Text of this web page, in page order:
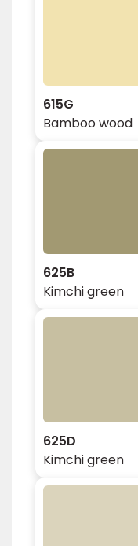
615G
Bamboo wood
625B
Kimchi green
625D
Kimchi green